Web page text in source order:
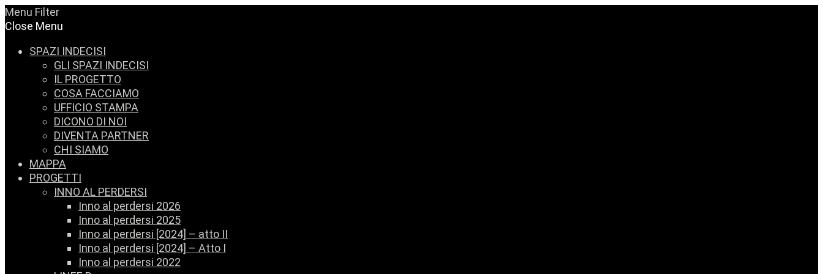
Menu Filter
Close Menu
SPAZI INDECISI
GLI SPAZI INDECISI
IL PROGETTO
COSA FACCIAMO
UFFICIO STAMPA
DICONO DI NOI
DIVENTA PARTNER
CHI SIAMO
MAPPA
PROGETTI
INNO AL PERDERSI
Inno al perdersi 2026
Inno al perdersi 2025
Inno al perdersi [2024] – atto II
Inno al perdersi [2024] – Atto I
Inno al perdersi 2022